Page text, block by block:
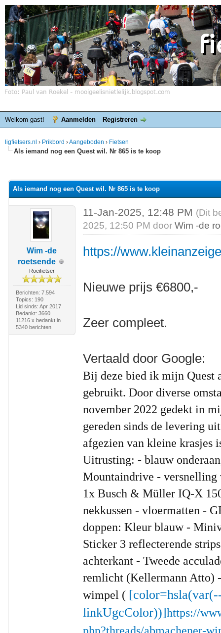
Welkom gast! Aanmelden Registreren
ligfietsers.nl › Prikbord ›Aangeboden › Fietsen
Als iemand nog een Quest wil. Nr 865 is te koop
Als iemand nog een Quest wil. Nr 865 is te koop
Wim -de
roetsende
Roeifietser
Berichten: 7.594
Topics: 190
Lid sinds: Apr 2017
Bedankt: 3660
11216 x bedankt in
5340 berichten
11-Jan-2025, 12:48 PM (Dit
2025, 12:50 PM doorWim -de
https://
Nieuwe prijs €6800,-
Zeer compleet.
Vertaald door Google:
Bij deze bied ik mijn Quest
gebruikt. Door diverse
november 2022 gedekt in
gereden sinds de levering
afgezien van kleine krasjes
Uitrusting:- blauw
Mountaindrive- versnelling
1x Busch & Müller IQ-X
nekkussen- vloermatten-
doppen: Kleur blauw-
Sticker 3 reflecterende
achterkant- Tweede
remlicht (Kellermann Atto)
wimpel (
linkUgcColor))]https://
php?threads/abmachener-